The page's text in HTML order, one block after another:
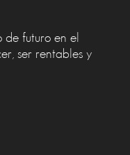
futuro en el
ser rentables y